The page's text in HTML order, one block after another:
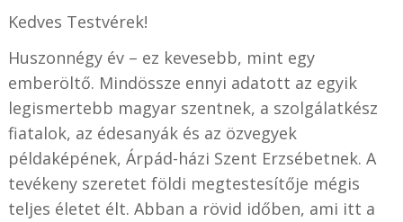
Kedves Testvérek!
Huszonnégy év – ez kevesebb, mint egy
emberöltő. Mindössze ennyi adatott az egyik
legismertebb magyar szentnek, a szolgálatkész
fiatalok, az édesanyák és az özvegyek
példaképének, Árpád-házi Szent Erzsébetnek. A
tevékeny szeretet földi megtestesítője mégis
teljes életet élt. Abban a rövid időben, ami itt a